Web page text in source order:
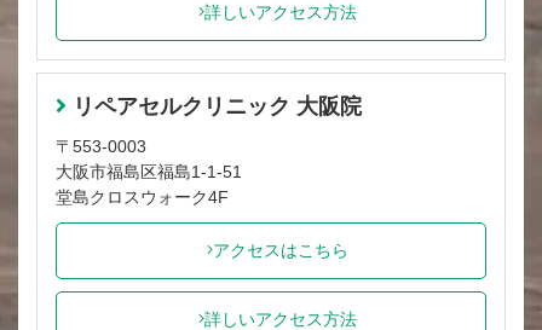
詳しいアクセス方法
リペアセルクリニック 大阪院
〒553-0003
大阪市福島区福島1-1-51
堂島クロスウォーク4F
アクセスはこちら
詳しいアクセス方法